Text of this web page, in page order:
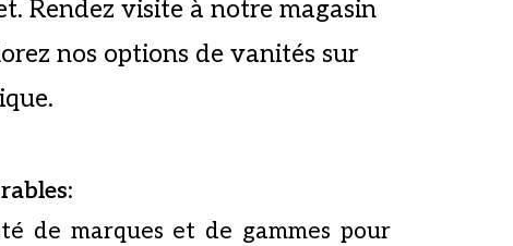
Rendez visite à notre magasin
nos options de vanités sur
:
de marques et de gammes pour